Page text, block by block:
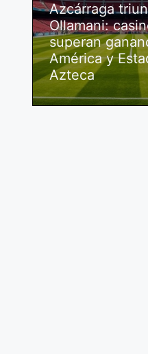
Azcárraga
Ollamani:
superan
América y
Azteca